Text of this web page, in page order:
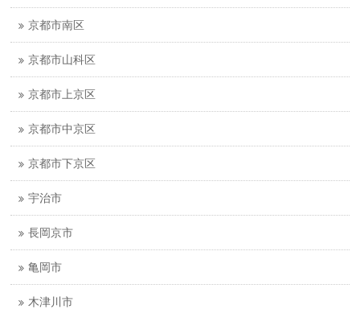
京都市南区
京都市山科区
京都市上京区
京都市中京区
京都市下京区
宇治市
長岡京市
亀岡市
木津川市